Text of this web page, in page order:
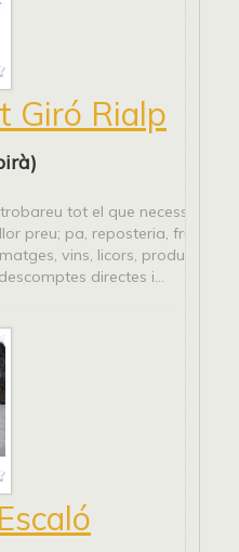
Giró Rialp
tot el que necessiteu en
preu; pa, reposteria, fruita,
vins, licors, productes
directes i...